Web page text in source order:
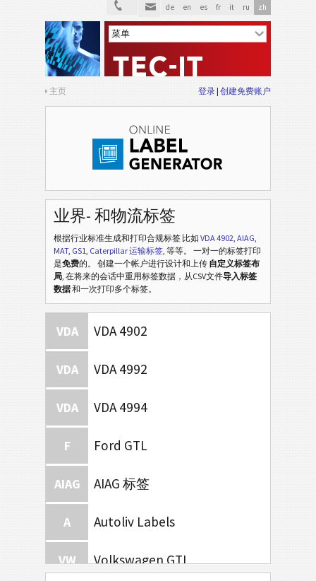
de en es fr it ru zh
主页 登录 创建免费账户
业界- 和物流标签
根据行业标准生成和打印合规标签 比如 VDA 4902, AIAG,
MAT, GS1, Caterpillar 运输标签, 等等。 一对一的标签打印
是免费的。 创建一个帐户进行设计和上传 自定义标签布
局, 在将来的会话中重用标签数据，从CSV文件导入标签
数据和一次打印多个标签。
VDA VDA 4902
VDA VDA 4992
VDA VDA 4994
F Ford GTL
AIAG AIAG 标签
A Autoliv Labels
VW Volkswagen GTL